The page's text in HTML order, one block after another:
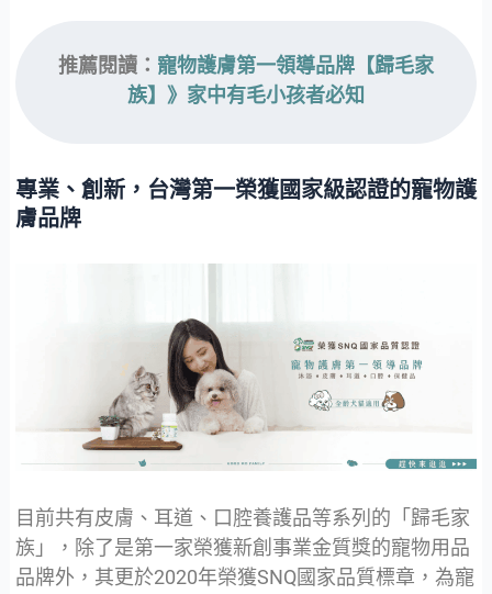
推薦閱讀： 寵物護膚第一領導品牌【歸毛家
族】》家中有毛小孩者必知
專業、創新，台灣第一榮獲國家級認證的寵物護
膚品牌
目前共有皮膚、耳道、口腔養護品等系列的「歸毛家
族」，除了是第一家榮獲新創事業金質獎的寵物用品
品牌外，其更於2020年榮獲SNQ國家品質標章，為寵